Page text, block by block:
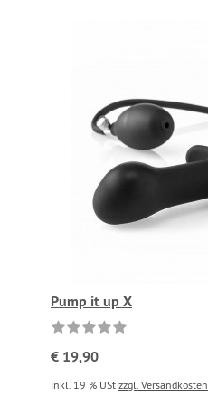
Pump it up X
€ 19,90
inkl. 19 % USt zzgl. Versandkosten